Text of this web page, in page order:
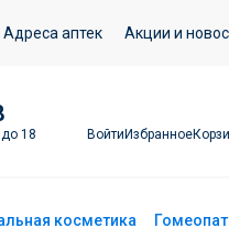
Адреса аптек Акции и
18 ВойтиИзбранное
косметика
Подписаться